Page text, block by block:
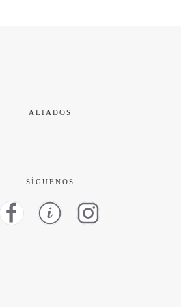
ALIADOS
SÍGUENOS